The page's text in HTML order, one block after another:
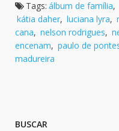
Tags: álbum de família,
kátia daher, luciana lyra,
cana, nelson rodrigues,
encenam, paulo de
madureira
BUSCAR